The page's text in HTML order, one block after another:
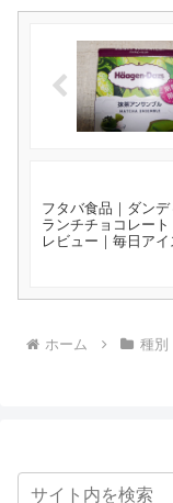
フタバ食品｜ダン
ランチチョコレー
レビュー｜毎日ア
ホーム 種別